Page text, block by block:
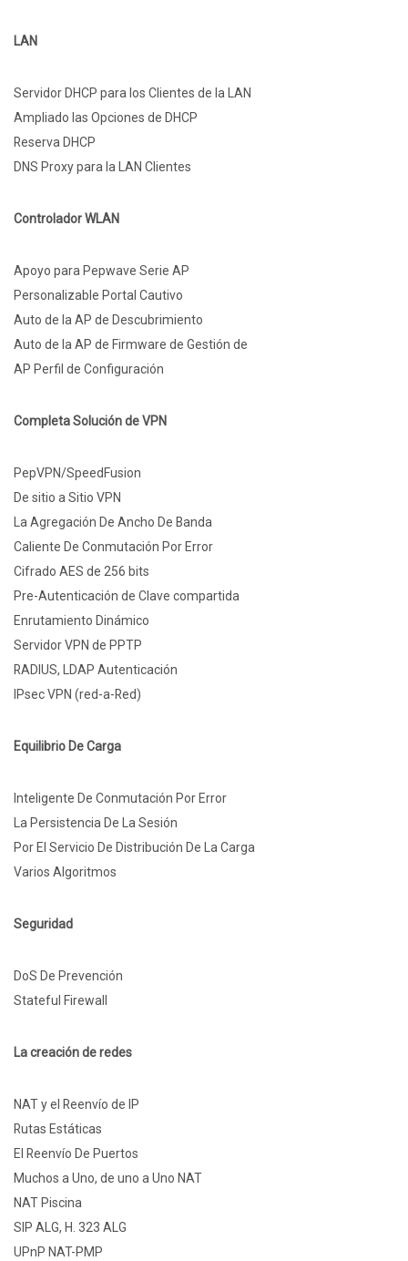
LAN
Servidor DHCP para los Clientes de la LAN
Ampliado las Opciones de DHCP
Reserva DHCP
DNS Proxy para la LAN Clientes
Controlador WLAN
Apoyo para Pepwave Serie AP
Personalizable Portal Cautivo
Auto de la AP de Descubrimiento
Auto de la AP de Firmware de Gestión de
AP Perfil de Configuración
Completa Solución de VPN
PepVPN/SpeedFusion
De sitio a Sitio VPN
La Agregación De Ancho De Banda
Caliente De Conmutación Por Error
Cifrado AES de 256 bits
Pre-Autenticación de Clave compartida
Enrutamiento Dinámico
Servidor VPN de PPTP
RADIUS, LDAP Autenticación
IPsec VPN (red-a-Red)
Equilibrio De Carga
Inteligente De Conmutación Por Error
La Persistencia De La Sesión
Por El Servicio De Distribución De La Carga
Varios Algoritmos
Seguridad
DoS De Prevención
Stateful Firewall
La creación de redes
NAT y el Reenvío de IP
Rutas Estáticas
El Reenvío De Puertos
Muchos a Uno, de uno a Uno NAT
NAT Piscina
SIP ALG, H. 323 ALG
UPnP NAT-PMP